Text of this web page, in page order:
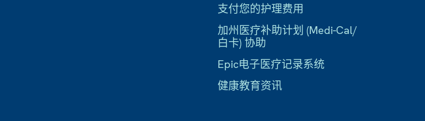
支付您的护理费用
加州医疗补助计划 (Medi-Cal/
白卡) 协助
Epic电子医疗记录系统
健康教育资讯